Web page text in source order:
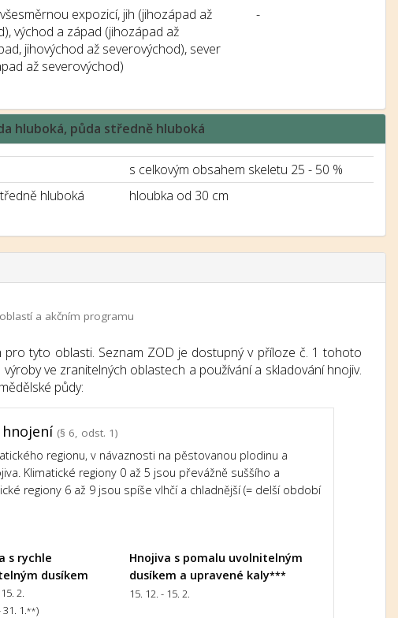
expozicí, jih (jihozápad až
východ a západ (jihozápad až
jihovýchod až severovýchod), sever
až severovýchod)
-
hluboká, půda středně hluboká
s celkovým obsahem skeletu 25 - 50 %
hluboká hloubka od 30 cm
a akčním programu
tyto oblasti. Seznam ZOD je dostupný v příloze č. 1 tohoto
ve zranitelných oblastech a používání a skladování hnojiv.
půdy:
(§ 6, odst. 1)
regionu, v návaznosti na pěstovanou plodinu a
Klimatické regiony 0 až 5 jsou převážně suššího a
regiony 6 až 9 jsou spíše vlhčí a chladnější (= delší období
s rychle
dusíkem
2.
31. 1.**)
Hnojiva s pomalu uvolnitelným
dusíkem a upravené kaly***
15. 12. - 15. 2.